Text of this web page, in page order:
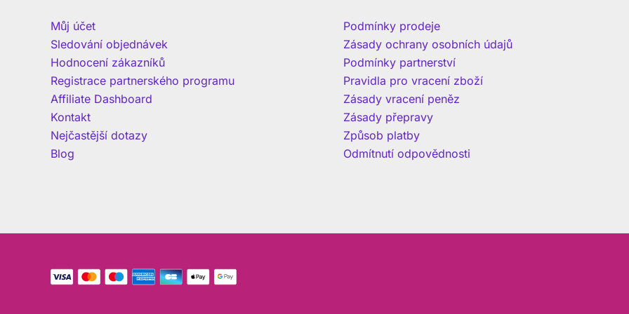
Můj účet
Sledování objednávek
Hodnocení zákazníků
Registrace partnerského programu
Affiliate Dashboard
Kontakt
Nejčastější dotazy
Blog
Podmínky prodeje
Zásady ochrany osobních údajů
Podmínky partnerství
Pravidla pro vracení zboží
Zásady vracení peněz
Zásady přepravy
Způsob platby
Odmítnutí odpovědnosti